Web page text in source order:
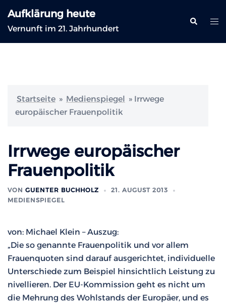
Inhalt
springen
Aufklärung heute
Vernunft im 21. Jahrhundert
Suche
Startseite » Medienspiegel » Irrwege
europäischer Frauenpolitik
Irrwege europäischer
Frauenpolitik
VON GUENTER BUCHHOLZ
21. AUGUST 2013
MEDIENSPIEGEL
von: Michael Klein – Auszug:
„Die so genannte Frauenpolitik und vor allem
Frauenquoten sind darauf ausgerichtet, individuelle
Unterschiede zum Beispiel hinsichtlich Leistung zu
nivellieren. Der EU-Kommission geht es nicht um
die Mehrung des Wohlstands der Europäer, und es